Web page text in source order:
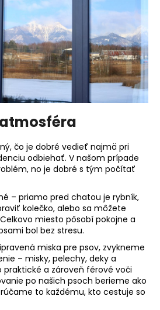
čo je dobré vedieť najmä pri
odbiehať. V našom prípade
no je dobré s tým počítať
– priamo pred chatou je rybník,
kolečko, alebo sa môžete
miesto pôsobí pokojne a
bol bez stresu.
miska pre psov, zvykneme
– misky, pelechy, deky a
praktické a zároveň férové voči
po našich psoch berieme ako
to každému, kto cestuje so